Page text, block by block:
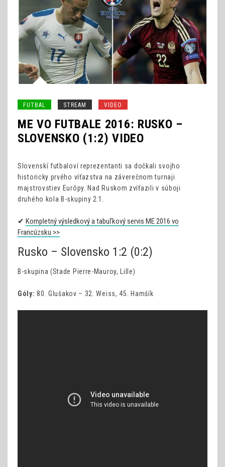
FUTBAL STREAM VIDEO
ME VO FUTBALE 2016: RUSKO –
SLOVENSKO (1:2) VIDEO
Slovenskí futbaloví reprezentanti sa dočkali svojho
historicky prvého víťazstva na záverečnom turnaji
majstrovstiev Európy. Nad Ruskom zvíťazili v súboji
druhého kola B-skupiny 2:1.
✔ Kompletný výsledkový a tabuľkový servis ME 2016 vo
Francúzsku >>
Rusko – Slovensko 1:2 (0:2)
B-skupina (Stade Pierre-Mauroy, Lille)
Góly: 80. Glušakov – 32. Weiss, 45. Hamšík